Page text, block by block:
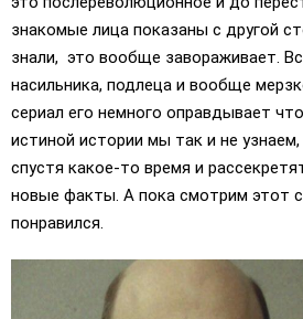
знакомые лица показаны с другой
знали, это вообще завораживает.
насильника, подлеца и вообще
сериал его немного оправдывает
истиной истории мы так и не
спустя какое-то время и
новые факты. А пока смотрим этот
понравился.